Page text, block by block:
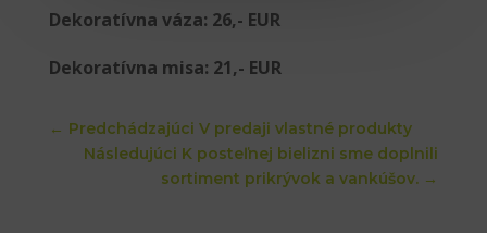
Dekoratívna váza: 26,- EUR
Dekoratívna misa: 21,- EUR
← Predchádzajúci V predaji vlastné produkty
Následujúci K posteľnej bielizni sme doplnili
sortiment prikrývok a vankúšov. →